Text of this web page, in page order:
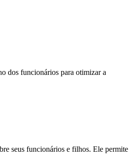
dos funcionários para otimizar a
seus funcionários e filhos. Ele permite